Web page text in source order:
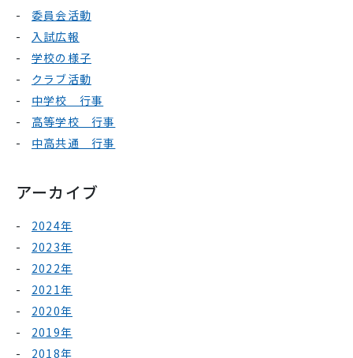
委員会活動
入試広報
学校の様子
クラブ活動
中学校 行事
高等学校 行事
中高共通 行事
アーカイブ
2024年
2023年
2022年
2021年
2020年
2019年
2018年